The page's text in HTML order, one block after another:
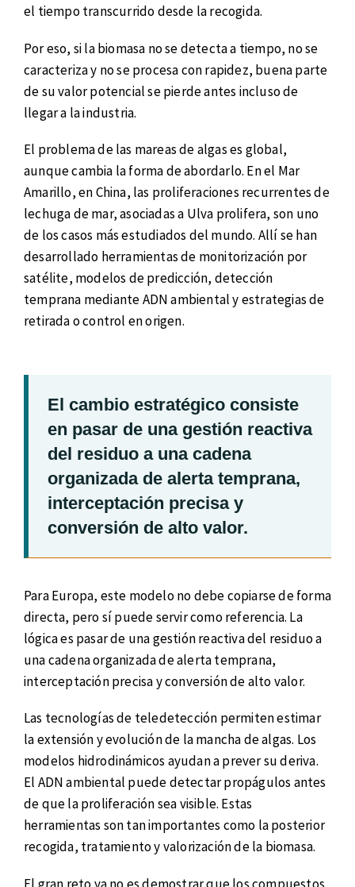
el tiempo transcurrido desde la recogida.
Por eso, si la biomasa no se detecta a tiempo, no se
caracteriza y no se procesa con rapidez, buena parte
de su valor potencial se pierde antes incluso de
llegar a la industria.
El problema de las mareas de algas es global,
aunque cambia la forma de abordarlo. En el Mar
Amarillo, en China, las proliferaciones recurrentes de
lechuga de mar, asociadas a Ulva prolifera, son uno
de los casos más estudiados del mundo. Allí se han
desarrollado herramientas de monitorización por
satélite, modelos de predicción, detección
temprana mediante ADN ambiental y estrategias de
retirada o control en origen.
El cambio estratégico consiste
en pasar de una gestión reactiva
del residuo a una cadena
organizada de alerta temprana,
interceptación precisa y
conversión de alto valor.
Para Europa, este modelo no debe copiarse de forma
directa, pero sí puede servir como referencia. La
lógica es pasar de una gestión reactiva del residuo a
una cadena organizada de alerta temprana,
interceptación precisa y conversión de alto valor.
Las tecnologías de teledetección permiten estimar
la extensión y evolución de la mancha de algas. Los
modelos hidrodinámicos ayudan a prever su deriva.
El ADN ambiental puede detectar propágulos antes
de que la proliferación sea visible. Estas
herramientas son tan importantes como la posterior
recogida, tratamiento y valorización de la biomasa.